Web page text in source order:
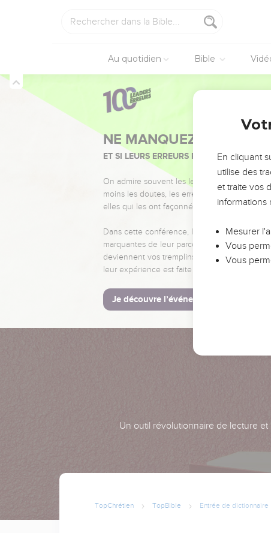
Au quotidien Bible
NE MANQUEZ PAS
ET SI LEURS ERREURS POUVAIENT VOUS
On admire souvent les leaders pour leurs
moins les doutes, les erreurs et les saisons
elles qui les ont façonnés.
Dans cette conférence, leaders,
marquantes de leur parcours et les clés pour
deviennent vos tremplins. Que vous guidiez
leur expérience est faite pour vous.
Je découvre l’événement
Un outil révolutionnaire de lecture
TopChrétien TopBible Entrée de dictionnaire
En cliquant
utilise des
et traite vos
informations
Mesurer
Vous
Vous